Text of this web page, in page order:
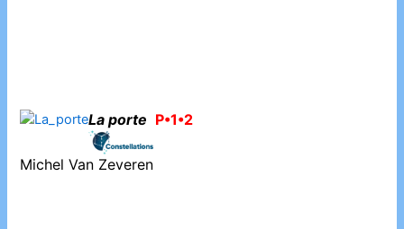
La porte P•1•2
Michel Van Zeveren